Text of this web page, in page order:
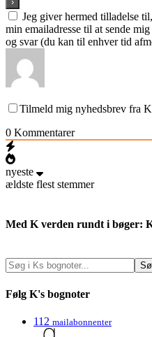
Jeg giver hermed tilladelse
min emailadresse til at sende
og svar (du kan til enhver tid
Tilmeld mig nyhedsbrev fra
0 Kommentarer
nyeste
ældste flest stemmer
Med K verden rundt i bøger:
Følg K's bognoter
112 mailabonnenter